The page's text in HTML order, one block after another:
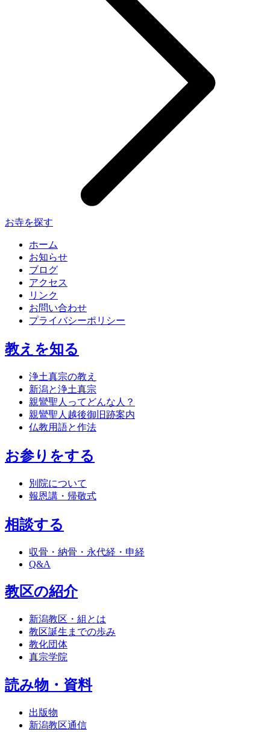
お寺を探す
ホーム
お知らせ
ブログ
アクセス
リンク
お問い合わせ
プライバシーポリシー
教えを知る
浄土真宗の教え
新潟と浄土真宗
親鸞聖人ってどんな人？
親鸞聖人越後御旧跡案内
仏教用語と作法
お参りをする
別院について
報恩講・帰敬式
相談する
収骨・納骨・永代経・申経
Q&A
教区の紹介
新潟教区・組とは
教区誕生までの歩み
教化団体
真宗学院
読み物・資料
出版物
新潟教区通信